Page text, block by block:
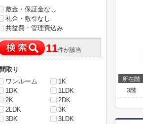
所在階
3階
敷金・保証金なし
礼金・敷引なし
共益費・管理費込み
11件が該当
間取り
ワンルーム
1K
1DK
1LDK
2K
2DK
2LDK
3K
3DK
3LDK